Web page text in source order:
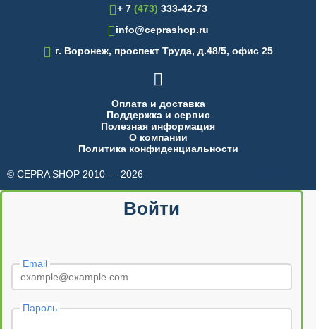
+ 7 (473) 333-42-73
info@ceprashop.ru
 г. Воронеж, проспект Труда, д.48/5, офис 25

Оплата и доставка
Поддержка и сервис
Полезная информация
О компании
Политика конфиденциальности
© CEPRA SHOP 2010 — 2026
Войти
Email
Пароль